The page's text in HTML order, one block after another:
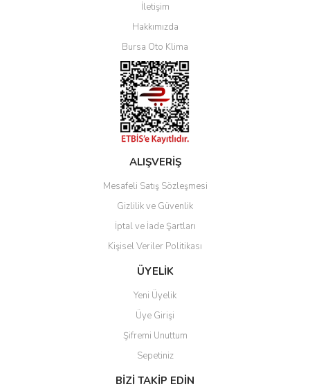
Yorum Yaz
İletişim
Hakkımızda
Bursa Oto Klima
ALIŞVERİŞ
Mesafeli Satış Sözleşmesi
Gizlilik ve Güvenlik
İptal ve İade Şartları
Kişisel Veriler Politikası
ÜYELİK
Yeni Üyelik
Üye Girişi
Şifremi Unuttum
Sepetiniz
BİZİ TAKİP EDİN